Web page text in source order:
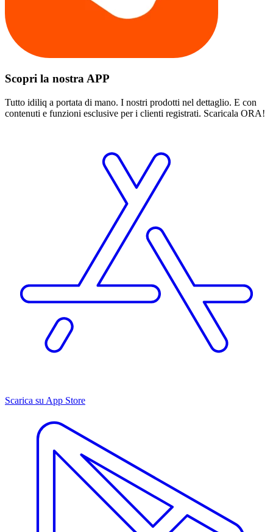
Scopri la nostra APP
Tutto idiliq a portata di mano. I nostri prodotti nel dettaglio. E con
contenuti e funzioni esclusive per i clienti registrati. Scaricala ORA!
Scarica su App Store